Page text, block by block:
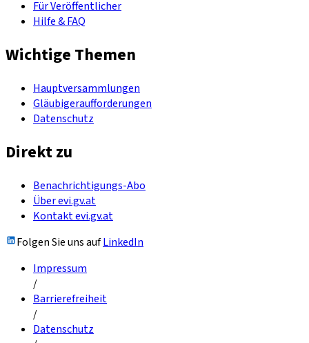
Für Veröffentlicher
Hilfe & FAQ
Wichtige Themen
Hauptversammlungen
Gläubigeraufforderungen
Datenschutz
Direkt zu
Benachrichtigungs-Abo
Über evi.gv.at
Kontakt evi.gv.at
Folgen Sie uns aufLinkedIn
Impressum
/
Barrierefreiheit
/
Datenschutz